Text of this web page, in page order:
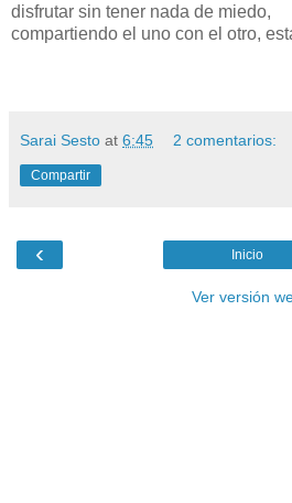
disfrutar sin tener nada de miedo,
compartiendo el uno con el otro,
Sarai Sesto at 6:45 2 comentarios:
Compartir
‹ Inicio
Ver versión